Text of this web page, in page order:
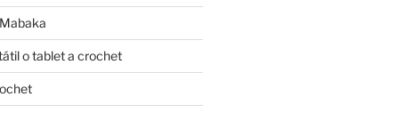
o tablet a crochet